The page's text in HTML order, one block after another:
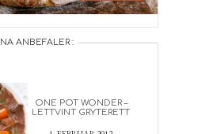
INA ANBEFALER :
ONE POT WONDER –
LETTVINT GRYTERETT